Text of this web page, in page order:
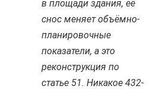
в площади здания, её
снос меняет объёмно-
планировочные
показатели, а это
реконструкция по
статье 51. Никакое 432-